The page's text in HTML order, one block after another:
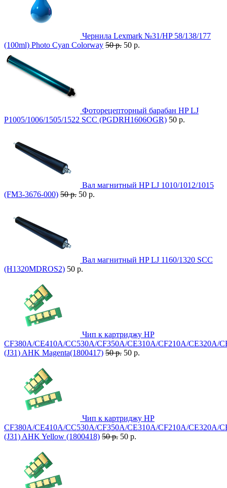
Чернила Lexmark №31/HP 58/138/177
(100ml) Photo Cyan Colorway 50 р. 50 р.
Фоторецепторный барабан HP LJ
P1005/1006/1505/1522 SCC (PGDRH1606OGR) 50 р.
Вал магнитный HP LJ 1010/1012/1015
(FM3-3676-000) 50 р. 50 р.
Вал магнитный HP LJ 1160/1320 SCC
(H1320MDROS2) 50 р.
Чип к картриджу HP
CF380A/CE410A/CC530A/CF350A/CE310A/CF210A/CE320A/
(J31) AHK Magenta(1800417) 50 р. 50 р.
Чип к картриджу HP
CF380A/CE410A/CC530A/CF350A/CE310A/CF210A/CE320A/
(J31) AHK Yellow (1800418) 50 р. 50 р.